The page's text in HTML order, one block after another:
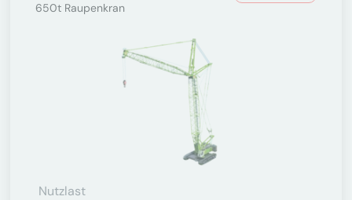
650t Raupenkran
Nutzlast